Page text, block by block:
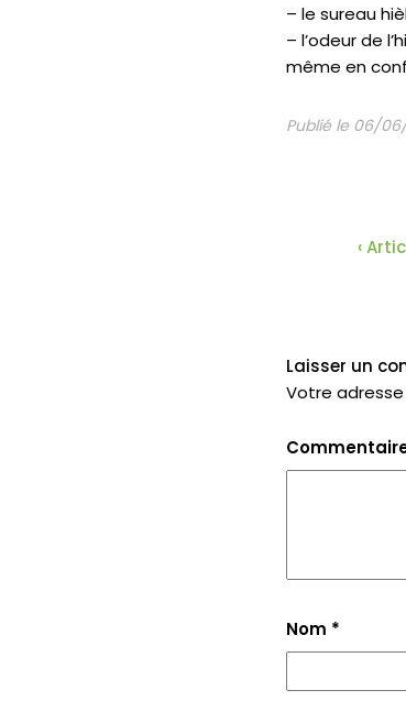
– le sureau
– l’odeur de
même en
Publié le 06/
‹
Laisser un
Votre
Nom *